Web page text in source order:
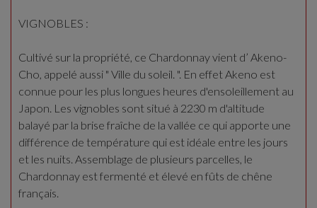
VIGNOBLES :
Cultivé sur la propriété, ce Chardonnay vient d’ Akeno-
Cho, appelé aussi " Ville du soleil. ". En effet Akeno est
connue pour les plus longues heures d'ensoleillement au
Japon. Les vignobles sont situé à 2230 m d'altitude
balayé par la brise fraîche de la vallée ce qui apporte une
différence de température qui est idéale entre les jours
et les nuits. Assemblage de plusieurs parcelles, le
Chardonnay est fermenté et élevé en fûts de chêne
français.